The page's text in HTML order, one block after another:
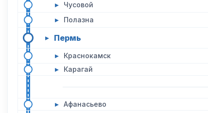
▸ Чусовой
▸ Полазна
▸ Пермь
▸ Краснокамск
▸ Карагай
▸ Афанасьево